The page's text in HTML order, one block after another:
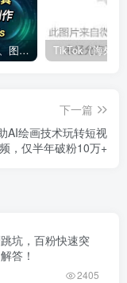
一款免费的写作、图像、视频工具集
下一篇
AI绘画技术玩转短视
频，仅半年破粉10万+
坑，百粉快速突
答！
2405